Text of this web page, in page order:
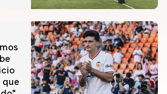
CF-Newcastle United FC